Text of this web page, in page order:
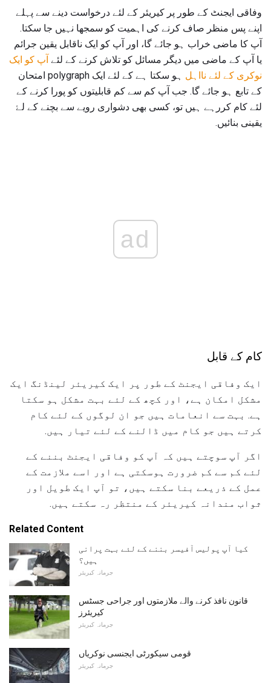
وفاقی ایجنٹ کے طور پر کیریئر کے لئے درخواست دینے سے پہلے
اپنے پس منظر صاف کرنے کی اہمیت کو سمجھا نہیں جا سکتا.
آپ کا ماضی خراب ہو جائے گا، اور آپ کو ایک ناقابل یقین جرائم
یا آپ کے ماضی میں دیگر مسائل کو تلاش کرنے کے لئے آپ کو ایک
نوکری کے لئے نااہل
ہو سکتا ہے کے لئے ایک polygraph امتحان
کے تابع ہو جائے گا. جب آپ کم سے کم قابلیتوں کو پورا کرنے کے
لئے کام کررہے ہیں تو، کسی بھی دشواری رویے سے بچنے کے لۓ
یقینی بنائیں.
ad
کام کے قابل
ایک وفاقی ایجنٹ کے طور پر ایک کیریئر لینڈنگ ایک
مشکل امکان ہے، اور کچھ کے لئے بہت مشکل ہو سکتا
ہے. بہت سے انعامات ہیں جو ان لوگوں کے لئے کام
کرتے ہیں جو کام میں ڈالنے کے لئے تیار ہیں.
اگر آپ سوچتے ہیں کہ آپ کو وفاقی ایجنٹ بننے کے
لئے کم سے کم ضرورت ہوسکتی ہے اور اسے ملازمت کے
عمل کے ذریعے بنا سکتے ہیں، تو آپ ایک طویل اور
ثواب مندانہ کیریئر کے منتظر رہ سکتے ہیں.
Related Content
کیا آپ پولیس آفیسر بننے کے لئے بہت پرانی
ہیں؟
جرمانہ کیریئر
قانون نافذ کرنے والے ملازمتوں اور جراحی جسٹس
کیریئرز
جرمانہ کیریئر
قومی سیکورٹی ایجنسی نوکریاں
جرمانہ کیریئر